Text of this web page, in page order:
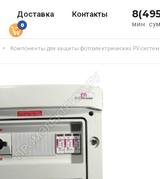
Доставка Контакты
мин.
0
Компоненты для защиты фотоэлектрических PV-систем